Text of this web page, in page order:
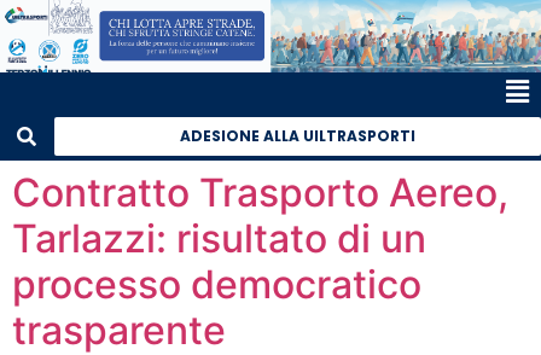
ADESIONE ALLA UILTRASPORTI
Contratto Trasporto Aereo,
Tarlazzi: risultato di un
processo democratico
trasparente